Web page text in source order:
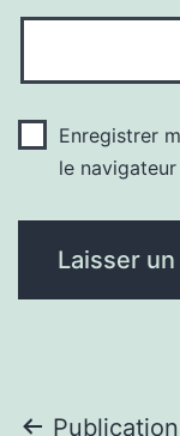
Enregistrer
le